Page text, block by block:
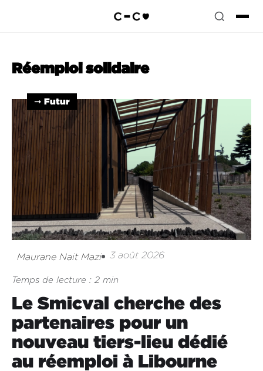
Réemploi solidaire
➞ Futur
Maurane Nait Mazi 3 août 2026
Temps de lecture : 2 min
Le Smicval cherche des
partenaires pour un
nouveau tiers-lieu dédié
au réemploi à Libourne